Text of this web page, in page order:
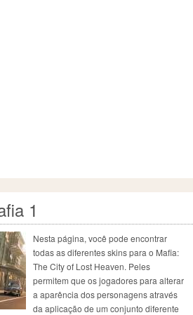
1
Nesta página, você pode encontrar
todas as diferentes skins para o Mafia:
The City of Lost Heaven. Peles
permitem que os jogadores para alterar
a aparência dos personagens através
da aplicação de um conjunto diferente